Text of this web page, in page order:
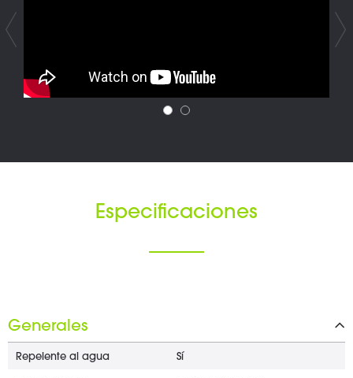
Especificaciones
Generales
Repelente al agua Sí